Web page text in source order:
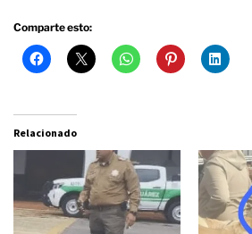
Comparte esto:
Relacionado